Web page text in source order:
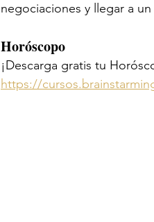
negociaciones y llegar a
Horóscopo
¡Descarga gratis tu
https://